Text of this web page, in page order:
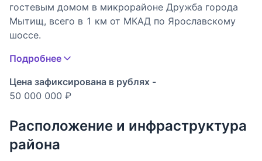
гостевым домом в микрорайоне Дружба города
Мытищ, всего в 1 км от МКАД по Ярославскому
шоссе.
На просторном участке площадью 11,21 сотки
гармонично расположены три строения общей
площадью 306,1 кв. м:Основной жилой дом (165,3
Баня (82,7 кв. м);
Гостевой дом (58,1 кв. м).
Подробнее
Цена зафиксирована в рублях -
50 000 000 ₽
Расположение и инфраструктура
района